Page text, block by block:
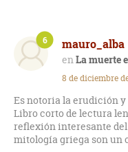
mauro_alba
La muerte
6
8 de diciembre
Es notoria la erudición y
Libro corto de lectura
reflexión interesante del
mitología griega son un